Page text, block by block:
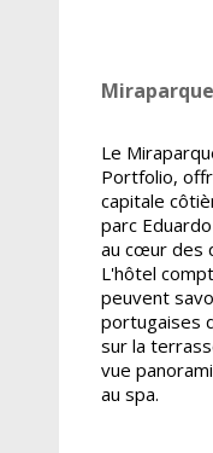
Le
Portfolio,
capitale
parc
au cœur des
L'hôtel
peuvent
portugaises
sur la
vue
au spa.